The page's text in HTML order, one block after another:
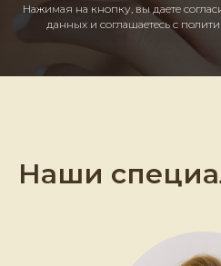
Нажимая на кнопку, вы даете
данных и соглашаетесь c
Наши